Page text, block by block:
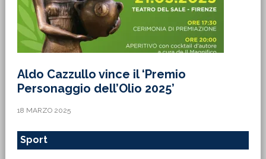
Aldo Cazzullo vince il ‘Premio
Personaggio dell’Olio 2025’
18 MARZO 2025
Sport